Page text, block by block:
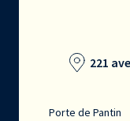
221
Porte de Pantin